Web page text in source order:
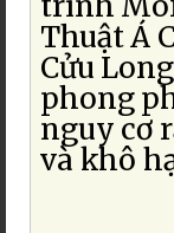
Thuật Á
Cửu
phong
nguy cơ
và khô